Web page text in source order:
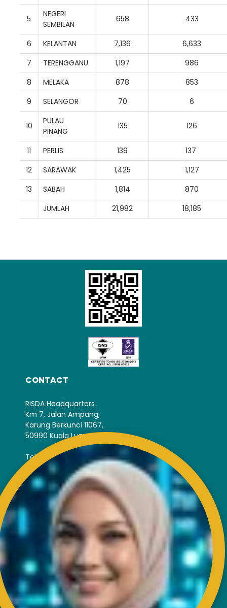
5
NEGERI
SEMBILAN
658 433
6 KELANTAN 7,136
6,633
7
TERENGGANU 1,197
986
8
MELAKA 878
853
9
SELANGOR 70 6
10
PULAU
PINANG
135 126
11 PERLIS 139
137
12
SARAWAK 1,425
1,127
13
SABAH 1,814
870
JUMLAH
21,982 18,185
CONTACT
RISDA Headquarters
Km 7, Jalan Ampang,
Karung Berkunci 11067,
50990 Kuala Lumpur.
Tel : +603-4256 4022
Fax : +603- 4257 6726
EXTERNAL LINK
Disclaimer
Privacy and Security Policy
FAQs
Helps & Support
Sitemap